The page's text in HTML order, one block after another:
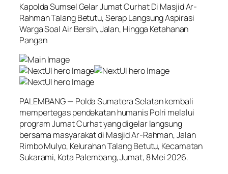
Kapolda Sumsel Gelar Jumat Curhat Di Masjid Ar-
Rahman Talang Betutu, Serap Langsung Aspirasi
Warga Soal Air Bersih, Jalan, Hingga Ketahanan
Pangan
PALEMBANG — Polda Sumatera Selatan kembali
mempertegas pendekatan humanis Polri melalui
program Jumat Curhat yang digelar langsung
bersama masyarakat di Masjid Ar-Rahman, Jalan
Rimbo Mulyo, Kelurahan Talang Betutu, Kecamatan
Sukarami, Kota Palembang, Jumat, 8 Mei 2026.